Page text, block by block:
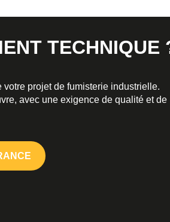
TECHNIQUE
projet de fumisterie industrielle.
avec une exigence de qualité et de